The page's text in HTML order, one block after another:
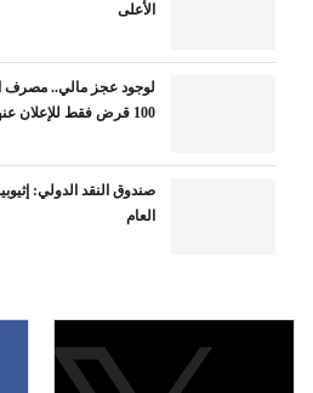
الأعلى
لوجود عجز مالي.. مصرف
100 قرض فقط للإعلان عنهم قريبا
صندوق النقد الدولي:
العام